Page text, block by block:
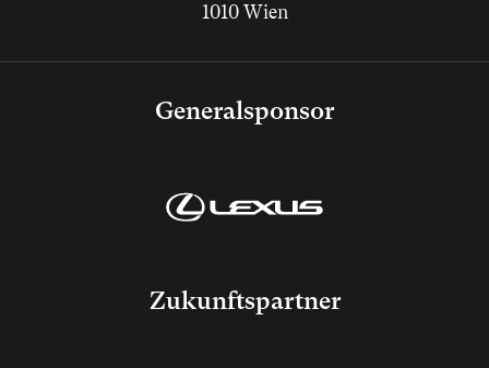
Generalsponsor
Zukunftspartner
1010 Wien